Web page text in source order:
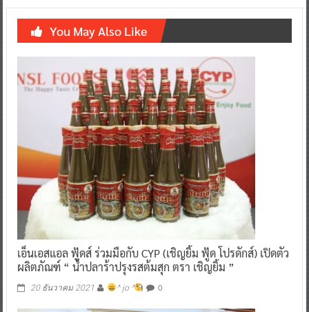
You May Also Like
เอ็นเอสแอล ฟู้ดส์ ร่วมมือกับ CYP (เชิญยิ้ม ฟู้ด โปรดักส์) เปิดตัว
ผลิตภัณฑ์ “ น้ำปลาร้าปรุงรสต้มสุก ตรา เชิญยิ้ม ”
20 ธันวาคม 2021 ^ jo ^ 0